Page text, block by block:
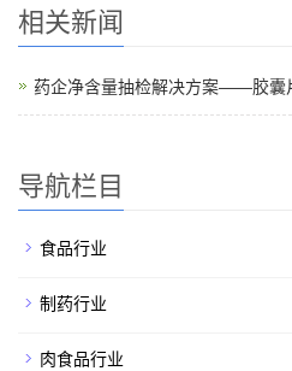
相关新闻
药企净含量抽检解决方案——胶囊
导航栏目
食品行业
制药行业
肉食品行业